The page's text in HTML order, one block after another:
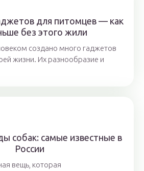
для питомцев — как
без этого жили
создано много гаджетов
жизни. Их разнообразие и
собак: самые известные в
России
вещь, которая